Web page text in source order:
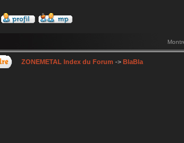
ZONEMETAL Index du Forum -> BlaBla